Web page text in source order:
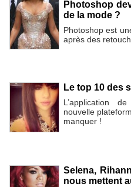
Photoshop
de la mode ?
Photoshop est
après des
Le top 10 des
L’application
nouvelle
manquer !
Selena,
nous mettent